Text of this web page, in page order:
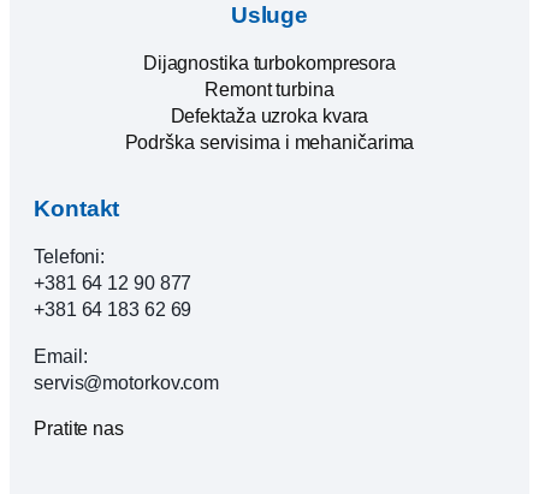
Usluge
Dijagnostika turbokompresora
Remont turbina
Defektaža uzroka kvara
Podrška servisima i mehaničarima
Kontakt
Telefoni:
+381 64 12 90 877
+381 64 183 62 69
Email:
servis@motorkov.com
Pratite nas